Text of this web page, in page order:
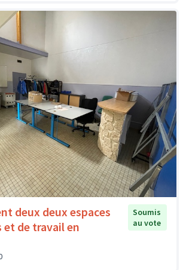
deux deux espaces
de travail en
Soumis
au vote